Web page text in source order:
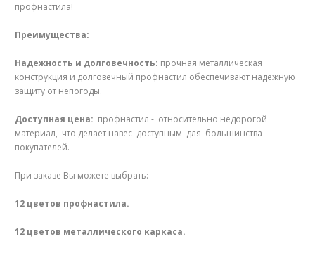
профнастила!
Преимущества:
Надежность и долговечность: прочная металлическая
конструкция и долговечный профнастил обеспечивают надежную
защиту от непогоды.
Доступная цена: профнастил - относительно недорогой
материал, что делает навес доступным для большинства
покупателей.
При заказе Вы можете выбрать:
12 цветов профнастила.
12 цветов металлического каркаса.